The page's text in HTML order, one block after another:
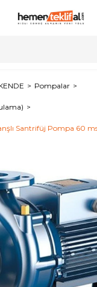
Pompalar
Santrifüj Pompa 60